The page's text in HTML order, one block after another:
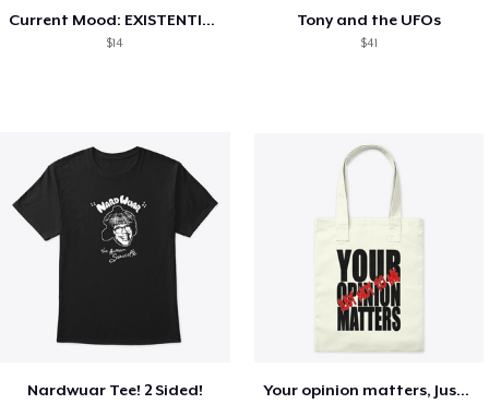
Current Mood: EXISTENTIAL CRISIS
$14
Tony and the UFOs
$41
Nardwuar Tee! 2 Sided! Your opinion matters, Just not to me!